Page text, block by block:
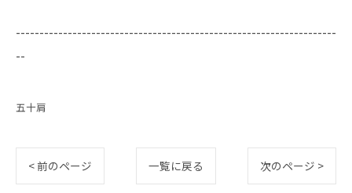
--------------------------------------------------------------------
--
五十肩
< 前のページ 一覧に戻る 次のページ >